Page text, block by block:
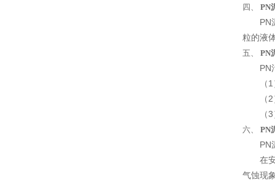
四、 PN
PN泥
粒的液
五、 PN
PN污
（1）
（2）
（3）
六、 PN
PN泥
在安
气蚀现